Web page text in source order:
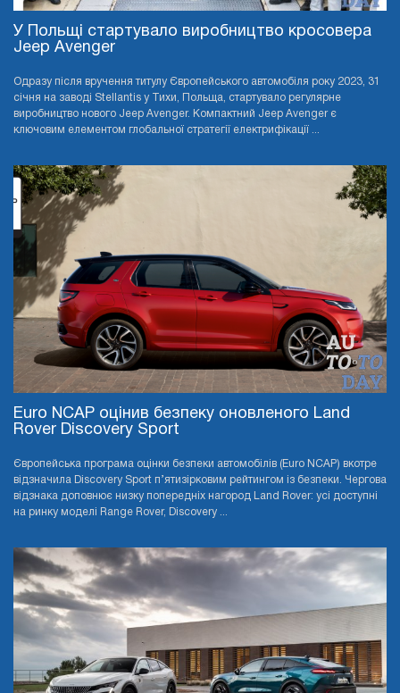
У Польщі стартувало виробництво кросовера
Jeep Avenger
Одразу після вручення титулу Європейського автомобіля року 2023, 31
січня на заводі Stellantis у Тихи, Польща, стартувало регулярне
виробництво нового Jeep Avenger. Компактний Jeep Avenger є
ключовим елементом глобальної стратегії електрифікації ...
Euro NCAP оцінив безпеку оновленого Land
Rover Discovery Sport
Європейська програма оцінки безпеки автомобілів (Euro NCAP) вкотре
відзначила Discovery Sport п’ятизірковим рейтингом із безпеки. Чергова
відзнака доповнює низку попередніх нагород Land Rover: усі доступні
на ринку моделі Range Rover, Discovery ...